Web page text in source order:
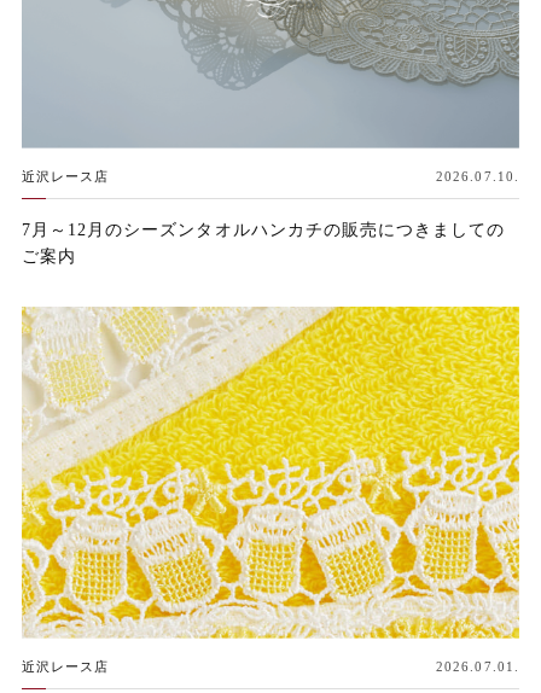
近沢レース店 2026.07.10.
7月～12月のシーズンタオルハンカチの販売につきましての
ご案内
近沢レース店 2026.07.01.